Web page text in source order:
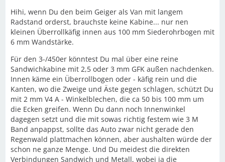
Hihi, wenn Du den beim Geiger als Van mit langem
Radstand orderst, brauchste keine Kabine... nur nen
kleinen Überrollkäfig innen aus 100 mm Siederohrbogen mit
6 mm Wandstärke.
Für den 3-/450er könntest Du mal über eine reine
Sandwichkabine mit 2,5 oder 3 mm GFK außen nachdenken.
Innen käme ein Überrollbogen oder - käfig rein und die
Kanten, wo die Zweige und Äste gegen schlagen, schützt Du
mit 2 mm V4 A - Winkelblechen, die ca 50 bis 100 mm um
die Ecken greifen. Wenn Du dann noch Innenwinkel
dagegen setzt und die mit sowas richtig festem wie 3 M
Band anpappst, sollte das Auto zwar nicht gerade den
Regenwald plattmachen können, aber aushalten würde der
schon ne ganze Menge. Und Du meidest die direkten
Verbindungen Sandwich und Metall, wobei ja die